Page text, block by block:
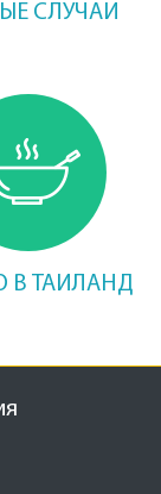
СЛУЧАИ
В ТАИЛАНД